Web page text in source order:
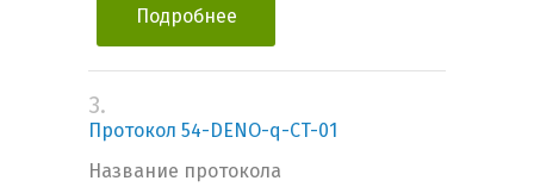
Подробнее
3.
Протокол 54-DENO-q-CT-01
Название протокола